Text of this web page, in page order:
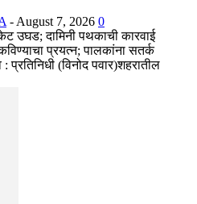
- August 7, 2026 0
उघड; दामिनी पथकाची कारवाई
प्रयत्न; पालकांना सतर्क
(विनोद पवार)शहरातील